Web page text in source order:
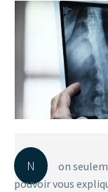
N
on
pouvoir vous